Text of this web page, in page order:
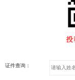
证件查询：